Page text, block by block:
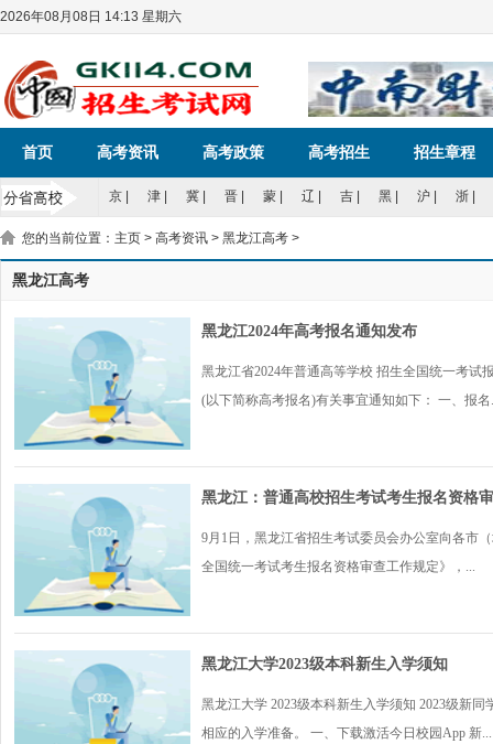
2026年08月08日 14:13 星期六
首页 高考资讯 高考政策 高考招生 招生章程
京| 津| 冀| 晋| 蒙| 辽 吉| 黑| 沪| 浙|
您的当前位置： 主页 > 高考资讯 > 黑龙江高考 >
黑龙江高考
黑龙江2024年高考报名通知发布
黑龙江省2024年普通高等学校 招生全国统一考试
(以下简称高考报名)有关事宜通知如下： 一、报名
黑龙江：普通高校招生考试考生报名资格
9月1日，黑龙江省招生考试委员会办公室向各市
全国统一考试考生报名资格审查工作规定》，...
黑龙江大学2023级本科新生入学须知
黑龙江大学 2023级本科新生入学须知 2023级新
相应的入学准备。 一、下载激活今日校园App 新...